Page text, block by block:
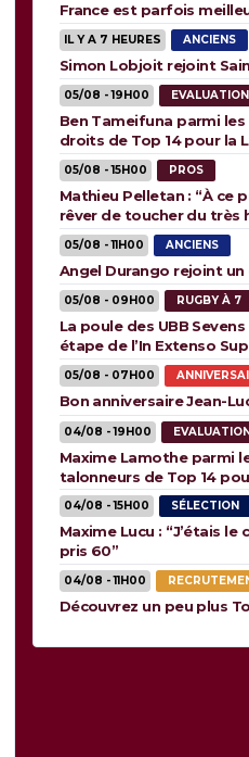
France est parfois
IL Y A 7 HEURES ANCIENS
Simon Lobjoit rejoint
05/08 - 19H00 EVALUATION
Ben Tameifuna parmi
droits de Top 14 pour la
05/08 - 15H00 PROS
Mathieu Pelletan : “À ce
rêver de toucher du très
05/08 - 11H00 ANCIENS
Angel Durango rejoint
05/08 - 09H00 RUGBY À 7
La poule des UBB
étape de l’In Extenso
05/08 - 07H00
Bon anniversaire Jean-
04/08 - 19H00
Maxime Lamothe parmi
talonneurs de Top 14
04/08 - 15H00 SÉLECTION
Maxime Lucu : “J’étais
pris 60”
04/08 - 11H00
Découvrez un peu plus